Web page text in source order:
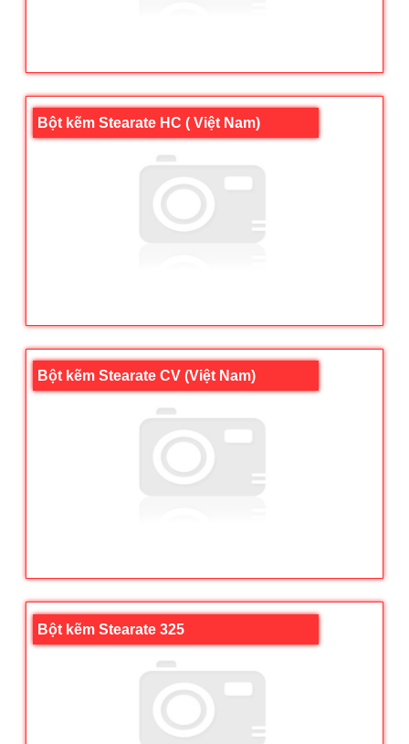
Bột kẽm Stearate HC ( Việt Nam)
Bột kẽm Stearate CV (Việt Nam)
Bột kẽm Stearate 325